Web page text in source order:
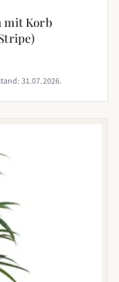
mit Korb
31.07.2026.